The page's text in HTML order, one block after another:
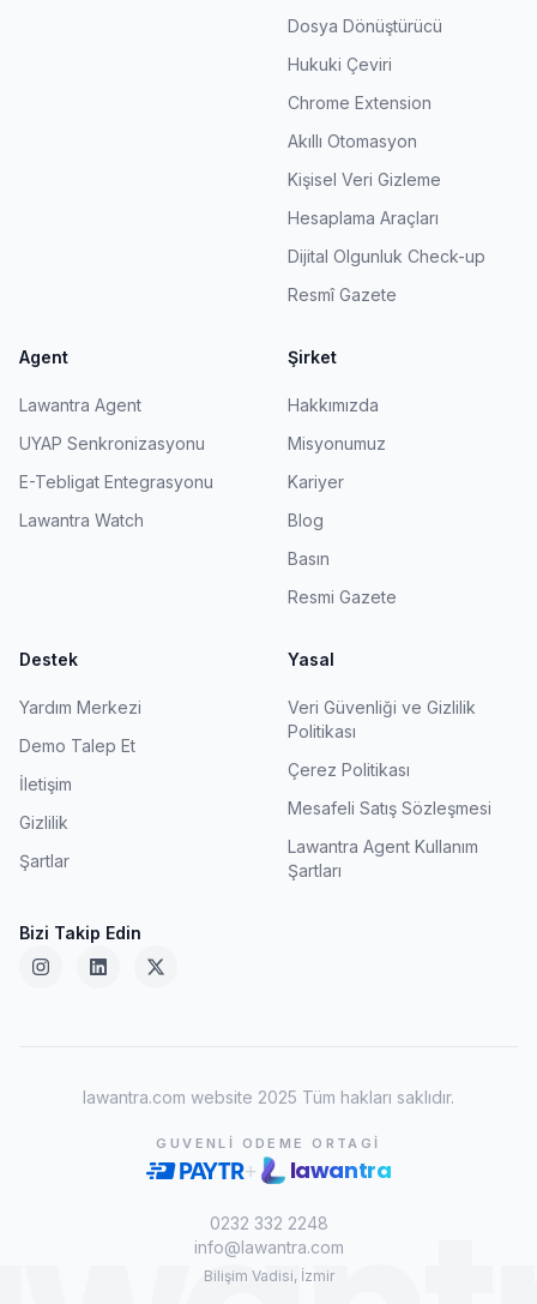
Dosya Dönüştürücü
Hukuki Çeviri
Chrome Extension
Akıllı Otomasyon
Kişisel Veri Gizleme
Hesaplama Araçları
Dijital Olgunluk Check-up
Resmî Gazete
Agent
Lawantra Agent
UYAP Senkronizasyonu
E-Tebligat Entegrasyonu
Lawantra Watch
Şirket
Hakkımızda
Misyonumuz
Kariyer
Blog
Basın
Resmi Gazete
Destek
Yardım Merkezi
Demo Talep Et
İletişim
Gizlilik
Şartlar
Yasal
Veri Güvenliği ve Gizlilik
Politikası
Çerez Politikası
Mesafeli Satış Sözleşmesi
Lawantra Agent Kullanım
Şartları
Bizi Takip Edin
lawantra.com website 2025 Tüm hakları saklıdır.
GUVENLI ODEME ORTAGI
+ lawantra
0232 332 2248
info@lawantra.com
Bilişim Vadisi, İzmir